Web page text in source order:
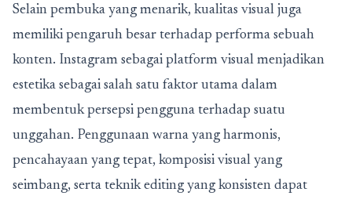
Selain pembuka yang menarik, kualitas visual juga
memiliki pengaruh besar terhadap performa sebuah
konten. Instagram sebagai platform visual menjadikan
estetika sebagai salah satu faktor utama dalam
membentuk persepsi pengguna terhadap suatu
unggahan. Penggunaan warna yang harmonis,
pencahayaan yang tepat, komposisi visual yang
seimbang, serta teknik editing yang konsisten dapat